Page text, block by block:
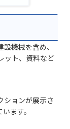
機械を含め、
ット、資料など
ションが展示さ
ます。